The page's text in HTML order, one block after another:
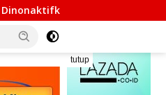
JPK Geruduk Kantor Bupati
tutup